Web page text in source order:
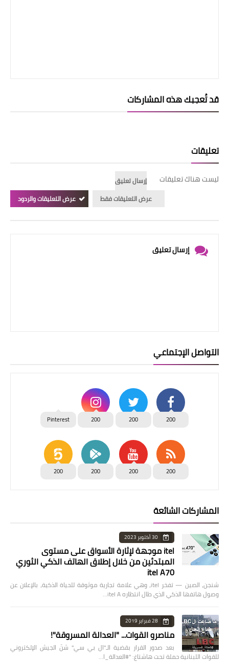
قد تُعجبك هذه المشاركات
تعليقات
ليست هناك تعليقات
إرسال تعليق
عرض التعليقات فقط
عرض التعليقات والردود
إرسال تعليق
التواصل الإجتماعي
200
200
200
Pinterest
200
200
200
200
المشاركات الشائعة
30 أكتوبر 2023
itel موجهة لإثارة الأسواق على مستوى
المبتدئين من خلال إطلاق الهاتف الذكي الثوري
itel A70
شنجن، الصين — تفخر itel، وهي علامة تجارية موثوقة للحياة الذكية، بالإعلان عن
وصول هاتفها الذكي الذي طال انتظاره itel A…
28 فبراير 2019
مناصرو القوات... "العدالة المسروقة"!
بعد صدور القرار بقضية الـ"ال بي سي" شنّ الجيش الإلكتروني
للقوات اللبنانية حملة تحت هاشتاغ: "#العدالة_ا…